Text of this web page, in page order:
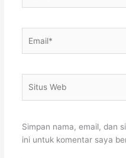
Web
Simpan nama, email, dan
ini untuk komentar saya